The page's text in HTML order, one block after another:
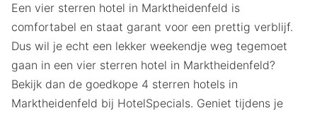
Een vier sterren hotel in Marktheidenfeld is
comfortabel en staat garant voor een prettig verblijf.
Dus wil je echt een lekker weekendje weg tegemoet
gaan in een vier sterren hotel in Marktheidenfeld?
Bekijk dan de goedkope 4 sterren hotels in
Marktheidenfeld bij HotelSpecials. Geniet tijdens je